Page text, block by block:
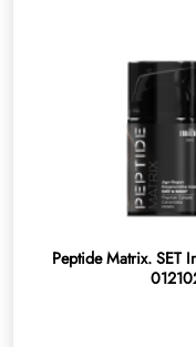
Peptide Matrix. SET